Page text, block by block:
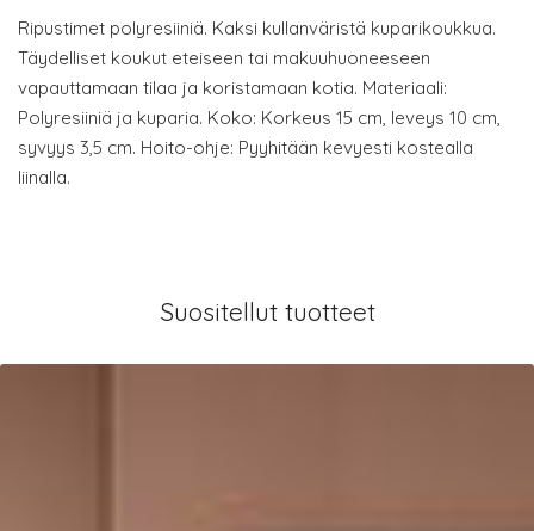
Ripustimet polyresiiniä. Kaksi kullanväristä kuparikoukkua.
Täydelliset koukut eteiseen tai makuuhuoneeseen
vapauttamaan tilaa ja koristamaan kotia. Materiaali:
Polyresiiniä ja kuparia. Koko: Korkeus 15 cm, leveys 10 cm,
syvyys 3,5 cm. Hoito-ohje: Pyyhitään kevyesti kostealla
liinalla.
Suositellut tuotteet